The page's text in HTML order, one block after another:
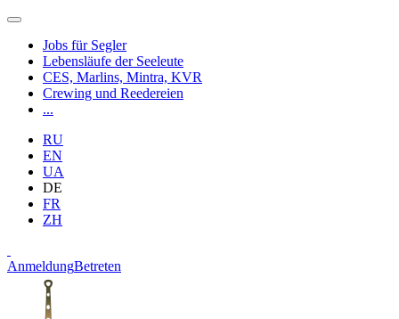
Jobs für Segler
Lebensläufe der Seeleute
CES, Marlins, Mintra, KVR
Crewing und Reedereien
...
RU
EN
UA
DE
FR
ZH
AnmeldungBetreten